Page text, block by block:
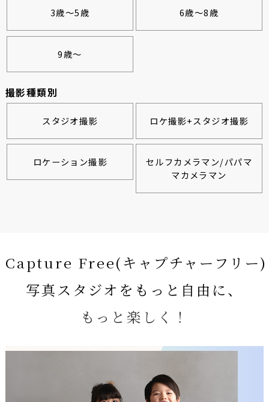
3歳～5歳 6歳～8歳
9歳～
撮影種類別
スタジオ撮影 ロケ撮影+スタジオ撮影
ロケーション撮影
セルフカメラマン/パパマ
マカメラマン
Capture Free(キャプチャーフリー)
写真スタジオをもっと自由に、
もっと楽しく！